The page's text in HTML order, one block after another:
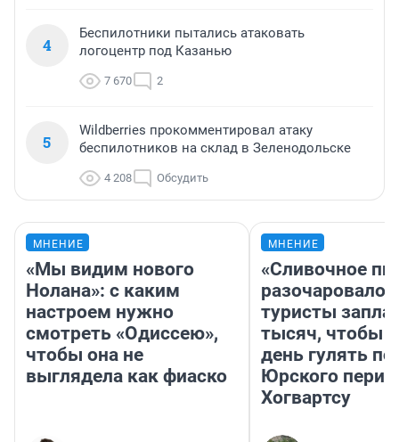
4
Беспилотники пытались атаковать
логоцентр под Казанью
7 670 2
5
Wildberries прокомментировал атаку
беспилотников на склад в Зеленодольске
4 208 Обсудить
МНЕНИЕ
«Мы видим нового
Нолана»: с каким
настроем нужно
смотреть «Одиссею»,
чтобы она не
выглядела как фиаско
МНЕНИЕ
«Сливочное
разочаровало»:
туристы
тысяч, чтобы
день гулять по
Юрского
Хогвартсу